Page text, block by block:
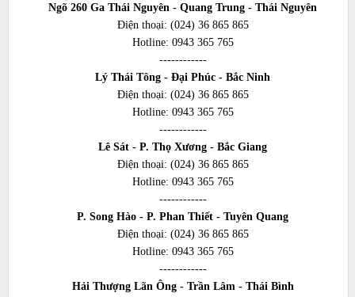
Ngõ 260 Ga Thái Nguyên - Quang Trung - Thái Nguyên
Điện thoại: (024) 36 865 865
Hotline: 0943 365 765
------------
Lý Thái Tông - Đại Phúc - Bắc Ninh
Điện thoại: (024) 36 865 865
Hotline: 0943 365 765
------------
Lê Sát - P. Thọ Xương - Bắc Giang
Điện thoại: (024) 36 865 865
Hotline: 0943 365 765
------------
P. Song Hào - P. Phan Thiết - Tuyên Quang
Điện thoại: (024) 36 865 865
Hotline: 0943 365 765
------------
Hải Thượng Lãn Ông - Trần Lâm - Thái Bình